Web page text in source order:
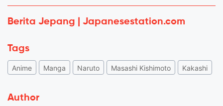
Berita Jepang | Japanesestation.com
Tags
Anime Manga Naruto Masashi Kishimoto Kakashi
Author